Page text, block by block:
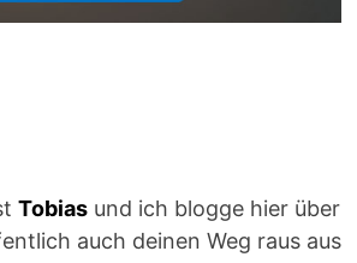
Tobiasund ich blogge hier über
auch deinen Weg raus aus